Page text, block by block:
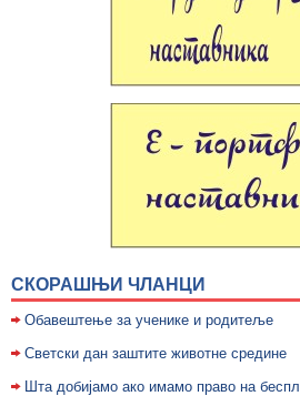
СКОРАШЊИ ЧЛАНЦИ
Обавештење за ученике и родитеље
Светски дан заштите животне средине
Шта добијамо ако имамо право на